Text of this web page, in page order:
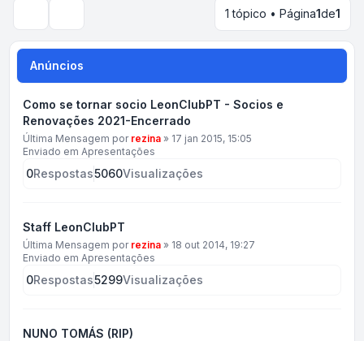
1 tópico • Página1de1
Anúncios
Como se tornar socio LeonClubPT - Socios e
Renovações 2021-Encerrado
Última Mensagem por rezina » 17 jan 2015, 15:05
Enviado em Apresentações
0Respostas5060Visualizações
Staff LeonClubPT
Última Mensagem por rezina » 18 out 2014, 19:27
Enviado em Apresentações
0Respostas5299Visualizações
NUNO TOMÁS (RIP)